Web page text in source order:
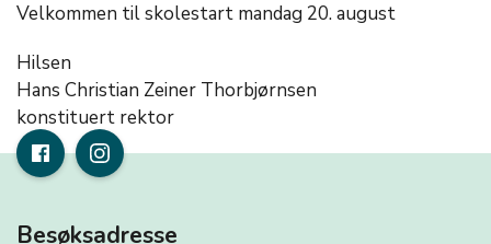
Velkommen til skolestart mandag 20. august
Hilsen
Hans Christian Zeiner Thorbjørnsen
konstituert rektor
Besøksadresse